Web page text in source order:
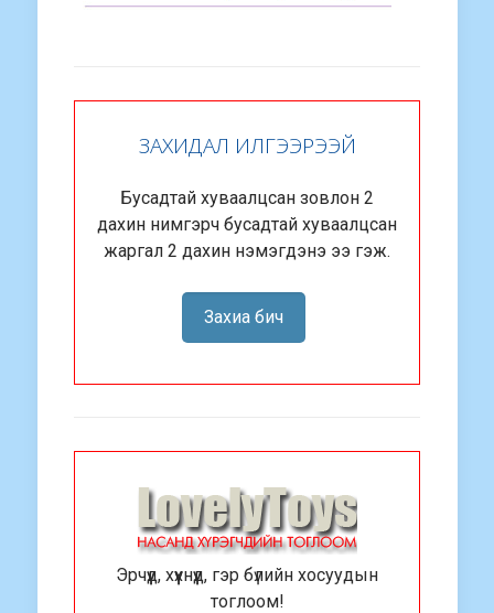
ЗАХИДАЛ ИЛГЭЭРЭЭЙ
Бусадтай хуваалцсан зовлон 2
дахин нимгэрч бусадтай хуваалцсан
жаргал 2 дахин нэмэгдэнэ ээ гэж.
Захиа бич
Эрчүүд, хүүхнүүд, гэр бүлийн хосуудын
тоглоом!